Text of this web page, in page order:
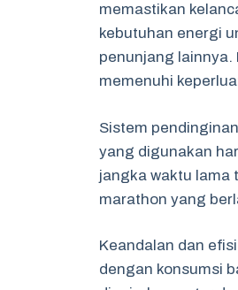
memastikan
kebutuhan energi
penunjang
memenuhi
Sistem
yang digunakan
jangka waktu lama
marathon yang
Keandalan dan
dengan konsumsi